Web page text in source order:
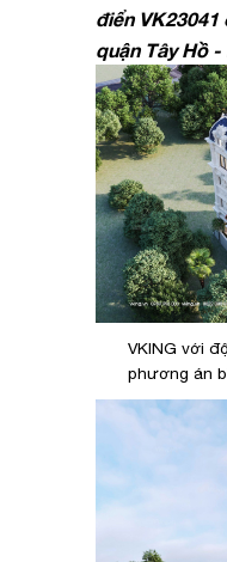
điển
quận Tây Hồ -
VKING với
phương án